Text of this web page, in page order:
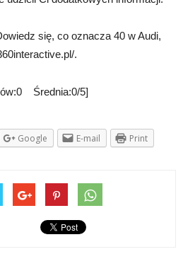
się, co oznacza 40 w Audi,
.
Średnia:0/5]
Google E-mail Print